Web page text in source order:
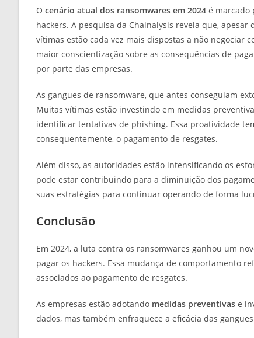
O cenário atual dos ransomwares em 2024 é marcado
hackers. A pesquisa da Chainalysis revela que,
vítimas estão cada vez mais dispostas a não negociar
maior conscientização sobre as consequências de
por parte das empresas.
As gangues de ransomware, que antes conseguiam
Muitas vítimas estão investindo em medidas
identificar tentativas de phishing. Essa proatividade
consequentemente, o pagamento de resgates.
Além disso, as autoridades estão intensificando os
pode estar contribuindo para a diminuição dos
suas estratégias para continuar operando de forma
Conclusão
Em 2024, a luta contra os ransomwares ganhou um
pagar os hackers. Essa mudança de comportamento
associados ao pagamento de resgates.
As empresas estão adotando medidas preventivas e
dados, mas também enfraquece a eficácia das